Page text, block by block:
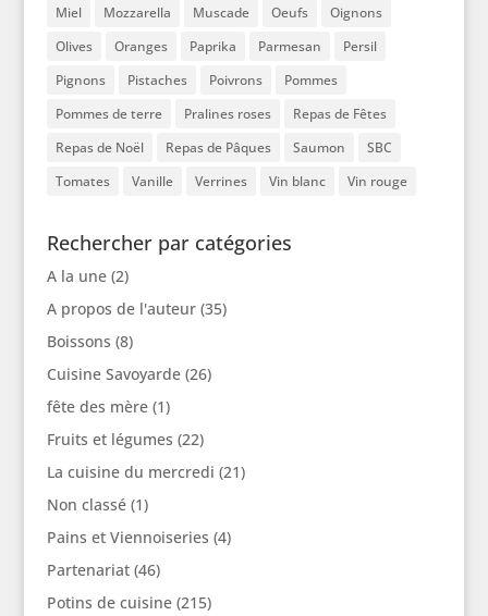
Miel Mozzarella Muscade Oeufs
Oignons
Olives
Oranges Paprika Parmesan
Persil
Pignons
Pistaches Poivrons
Pommes
Pommes de terre
Pralines roses
Repas de Fêtes
Repas de Noël
Repas de Pâques Saumon
SBC
Tomates
Vanille Verrines Vin blanc Vin rouge
Rechercher par catégories
A la une(2)
A propos de l'auteur(35)
Boissons (8)
Cuisine Savoyarde(26)
fête des mère(1)
Fruits et légumes (22)
La cuisine du mercredi (21)
Non classé(1)
Pains et Viennoiseries (4)
Partenariat(46)
Potins de cuisine(215)